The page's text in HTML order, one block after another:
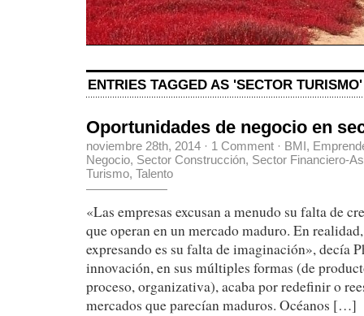
ENTRIES TAGGED AS 'SECTOR TURISMO'
Oportunidades de negocio en
noviembre 28th, 2014 · 1 Comment · BMI,
Negocio, Sector Construcción, Sector Financiero-
Turismo, Talento
«Las empresas excusan a menudo su falta de
que operan en un mercado maduro. En
expresando es su falta de imaginación», decía
innovación, en sus múltiples formas (de
proceso, organizativa), acaba por redefinir o
mercados que parecían maduros. Océanos […]